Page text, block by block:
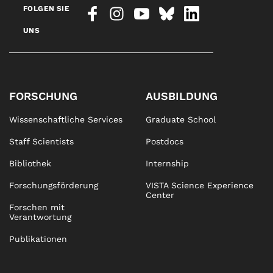
FOLGEN SIE
UNS
FORSCHUNG
Wissenschaftliche Services
Staff Scientists
Bibliothek
Forschungsförderung
Forschen mit
Verantwortung
Publikationen
AUSBILDUNG
Graduate School
Postdocs
Internship
VISTA Science Experience
Center